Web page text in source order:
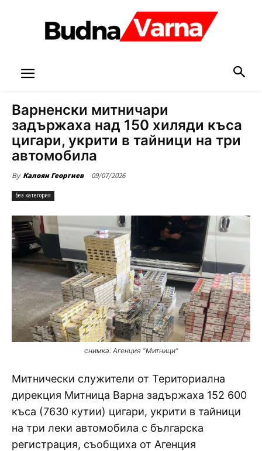
Варненски митничари
задържаха над 150 хиляди къса
цигари, укрити в тайници на три
автомобила
By Калоян Георгиев 09/07/2026
Без категория
снимка: Агенция "Митници"
Митнически служители от Териториална
дирекция Митница Варна задържаха 152 600
къса (7630 кутии) цигари, укрити в тайници
на три леки автомобила с българска
регистрация, съобщиха от Агенция